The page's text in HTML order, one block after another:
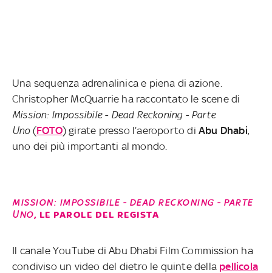
Una sequenza adrenalinica e piena di azione.
Christopher McQuarrie ha raccontato le scene di
Mission: Impossibile - Dead Reckoning - Parte
Uno(FOTO) girate presso l’aeroporto diAbu Dhabi,
uno dei più importanti al mondo.
MISSION: IMPOSSIBILE - DEAD RECKONING - PARTE
UNO, LE PAROLE DEL REGISTA
Il canale YouTube di Abu Dhabi Film Commission ha
condiviso un video del dietro le quinte della pellicola